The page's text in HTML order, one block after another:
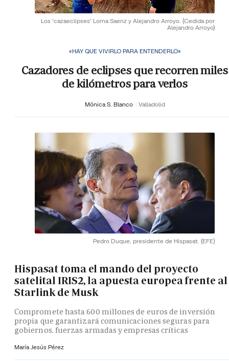
Los 'cazaeclipses' Lorna Saenz y Alejandro Arroyo. (Cedida por
Alejandro Arroyo)
«HAY QUE VIVIRLO PARA ENTENDERLO»
Cazadores de eclipses que recorren miles
de kilómetros para verlos
Mónica S. Blanco Valladolid
Pedro Duque, presidente de Hispasat. (EFE)
Hispasat toma el mando del proyecto
satelital IRIS2, la apuesta europea frente al
Starlink de Musk
Compromete hasta 600 millones de euros de inversión
propia que garantizará comunicaciones seguras para
gobiernos, fuerzas armadas y empresas críticas
María Jesús Pérez